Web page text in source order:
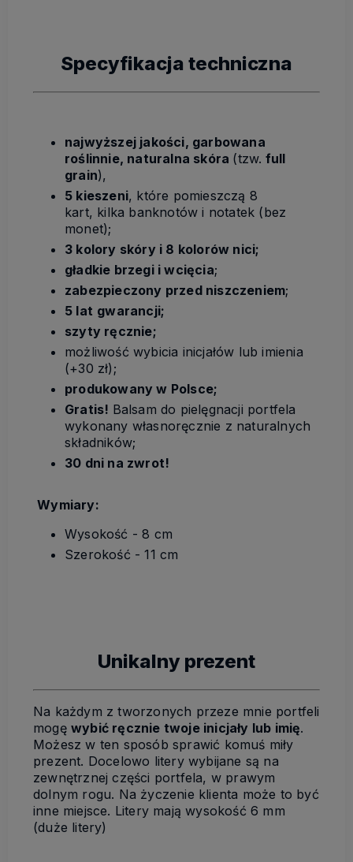
Specyfikacja techniczna
najwyższej jakości, garbowana
roślinnie, naturalna skóra (tzw. full
grain),
5 kieszeni, które pomieszczą 8
kart, kilka banknotów i notatek (bez
monet);
3 kolory skóry i 8 kolorów nici;
gładkie brzegi i wcięcia;
zabezpieczony przed niszczeniem;
5 lat gwarancji;
szyty ręcznie;
możliwość wybicia inicjałów lub imienia
(+30 zł);
produkowany w Polsce;
Gratis! Balsam do pielęgnacji portfela
wykonany własnoręcznie z naturalnych
składników;
30 dni na zwrot!
Wymiary:
Wysokość - 8 cm
Szerokość - 11 cm
Unikalny prezent
Na każdym z tworzonych przeze mnie portfeli
mogę wybić ręcznie twoje inicjały lub imię.
Możesz w ten sposób sprawić komuś miły
prezent. Docelowo litery wybijane są na
zewnętrznej części portfela, w prawym
dolnym rogu. Na życzenie klienta może to być
inne miejsce. Litery mają wysokość 6 mm
(duże litery)